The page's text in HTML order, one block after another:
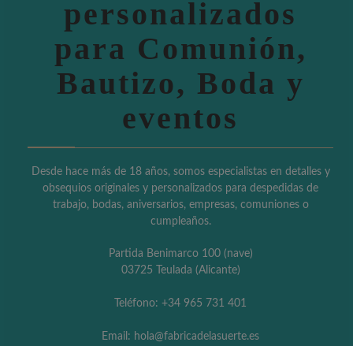
personalizados
para Comunión,
Bautizo, Boda y
eventos
Desde hace más de 18 años, somos especialistas en detalles y
obsequios originales y personalizados para despedidas de
trabajo, bodas, aniversarios, empresas, comuniones o
cumpleaños.
Partida Benimarco 100 (nave)
03725 Teulada (Alicante)
Teléfono: +34 965 731 401
Email: hola@fabricadelasuerte.es